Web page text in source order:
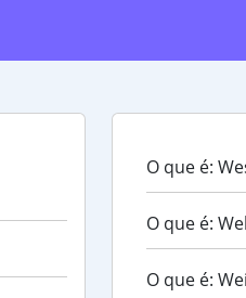
O que é:
O que é:
O que é: